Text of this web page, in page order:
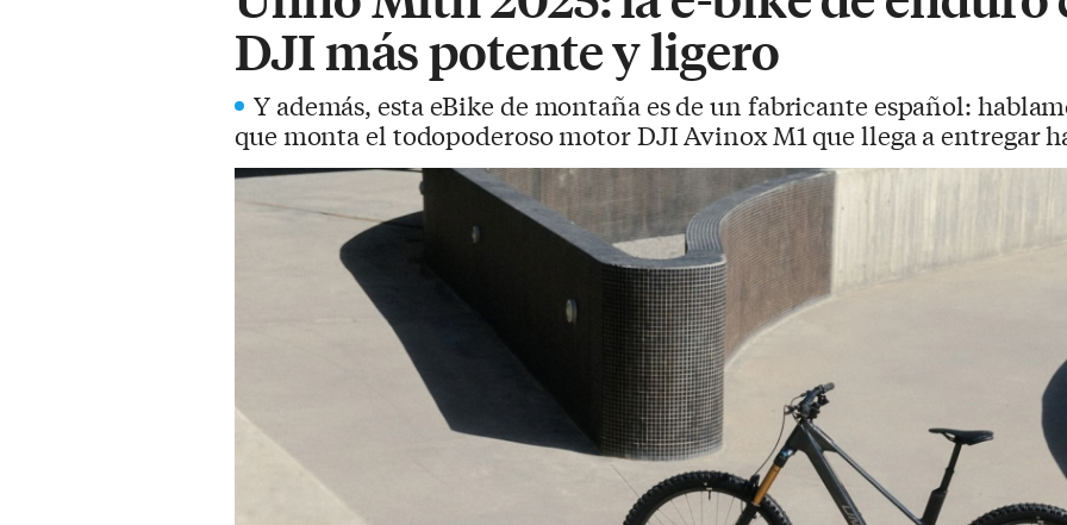
DJI más potente y ligero
Y además, esta eBike de montaña es de un fabricante español:
que monta el todopoderoso motor DJI Avinox M1 que llega a entregar